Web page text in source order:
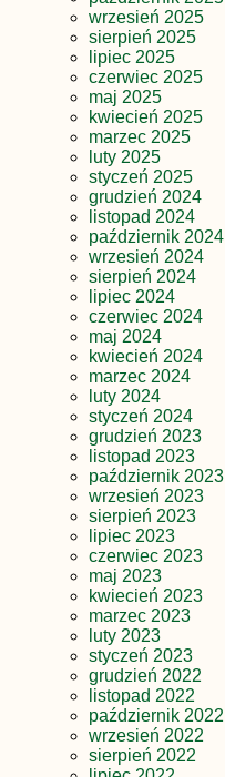
wrzesień 2025
sierpień 2025
lipiec 2025
czerwiec 2025
maj 2025
kwiecień 2025
marzec 2025
luty 2025
styczeń 2025
grudzień 2024
listopad 2024
październik 2024
wrzesień 2024
sierpień 2024
lipiec 2024
czerwiec 2024
maj 2024
kwiecień 2024
marzec 2024
luty 2024
styczeń 2024
grudzień 2023
listopad 2023
październik 2023
wrzesień 2023
sierpień 2023
lipiec 2023
czerwiec 2023
maj 2023
kwiecień 2023
marzec 2023
luty 2023
styczeń 2023
grudzień 2022
listopad 2022
październik 2022
wrzesień 2022
sierpień 2022